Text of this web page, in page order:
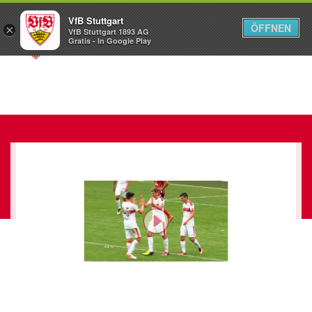
Menü
×
VfB Stuttgart
VfB Stuttgart 1893 AG
Gratis - In Google Play
ÖFFNEN